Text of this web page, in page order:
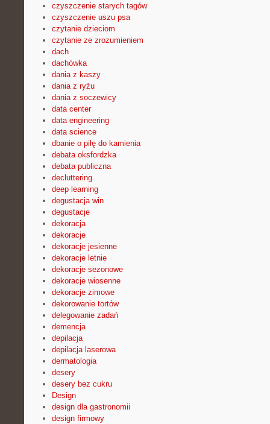
czyszczenie starych tagów
czyszczenie uszu psa
czytanie dzieciom
czytanie ze zrozumieniem
dach
dachówka
dania z kaszy
dania z ryżu
dania z soczewicy
data center
data engineering
data science
dbanie o piłę do kamienia
debata oksfordzka
debata publiczna
decluttering
deep learning
degustacja win
degustacje
dekoracja
dekoracje
dekoracje jesienne
dekoracje letnie
dekoracje sezonowe
dekoracje wiosenne
dekoracje zimowe
dekorowanie tortów
delegowanie zadań
demencja
depilacja
depilacja laserowa
dermatologia
desery
desery bez cukru
Design
design dla gastronomii
design firmowy